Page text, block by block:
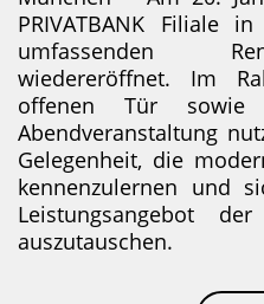
PRIVATBANK Filiale
umfassenden
wiedereröffnet. Im
offenen Tür sowie
Abendveranstaltung
Gelegenheit, die
kennenzulernen und
Leistungsangebot der
auszutauschen.